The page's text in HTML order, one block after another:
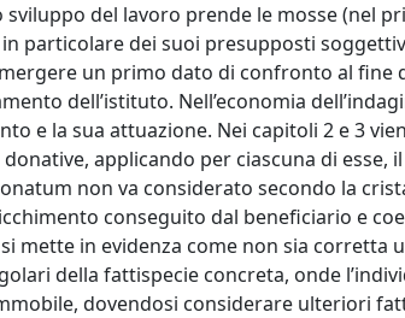
del lavoro prende le mosse (nel
particolare dei suoi presupposti
un primo dato di confronto al fine
dell’istituto. Nell’economia
e la sua attuazione. Nei capitoli 2 e 3
applicando per ciascuna di esse,
non va considerato secondo la
conseguito dal beneficiario e
mette in evidenza come non sia corretta
della fattispecie concreta, onde
dovendosi considerare ulteriori